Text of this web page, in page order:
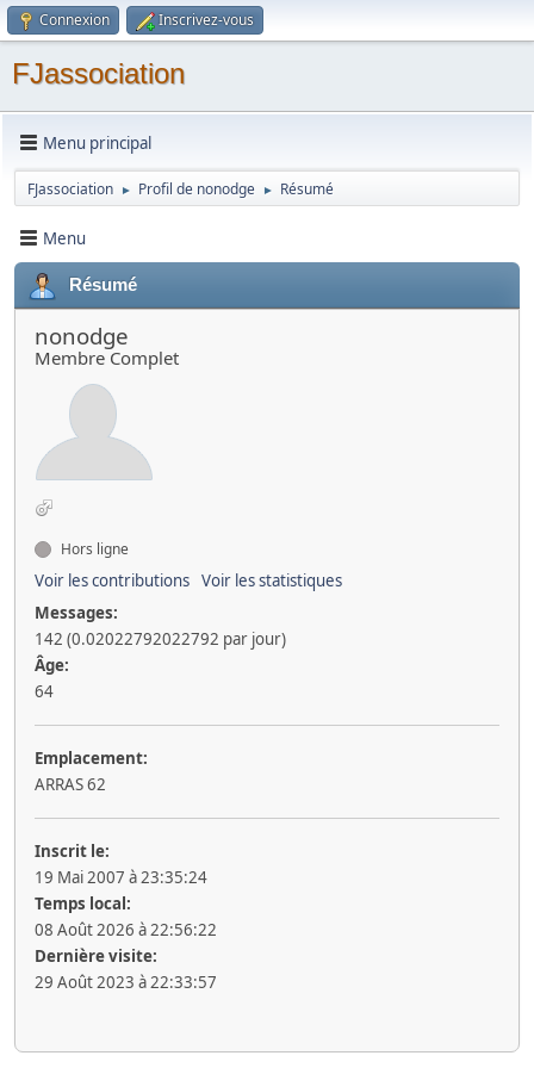
Connexion Inscrivez-vous
FJassociation
Menu principal
FJassociation ► Profil de nonodge ► Résumé
Menu
Résumé
nonodge
Membre Complet
Hors ligne
Voir les contributions Voir les statistiques
Messages:
142 (0.02022792022792 par jour)
Âge:
64
Emplacement:
ARRAS 62
Inscrit le:
19 Mai 2007 à 23:35:24
Temps local:
08 Août 2026 à 22:56:22
Dernière visite:
29 Août 2023 à 22:33:57